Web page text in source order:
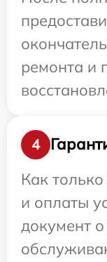
ремонта и
4
Как только
и оплаты
документ